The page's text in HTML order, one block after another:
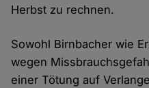
Herbst zu rechnen.
Sowohl Birnbacher wie
wegen
einer Tötung auf